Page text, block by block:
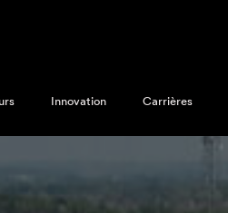
Innovation Carrières